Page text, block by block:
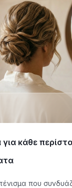
κάθε
που